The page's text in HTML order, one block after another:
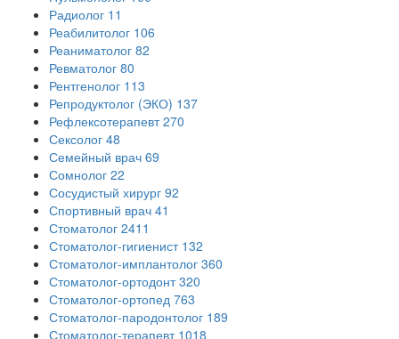
Радиолог 11
Реабилитолог 106
Реаниматолог 82
Ревматолог 80
Рентгенолог 113
Репродуктолог (ЭКО) 137
Рефлексотерапевт 270
Сексолог 48
Семейный врач 69
Сомнолог 22
Сосудистый хирург 92
Спортивный врач 41
Стоматолог 2411
Стоматолог-гигиенист 132
Стоматолог-имплантолог 360
Стоматолог-ортодонт 320
Стоматолог-ортопед 763
Стоматолог-пародонтолог 189
Стоматолог-терапевт 1018